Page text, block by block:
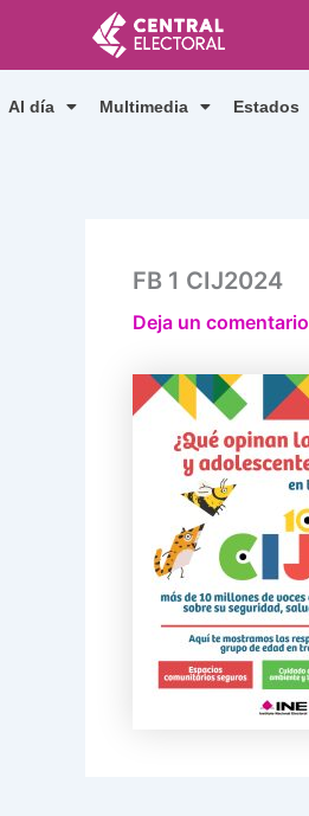
contenido
Al día Multimedia Estados
FB 1 CIJ2024
Deja un comentario